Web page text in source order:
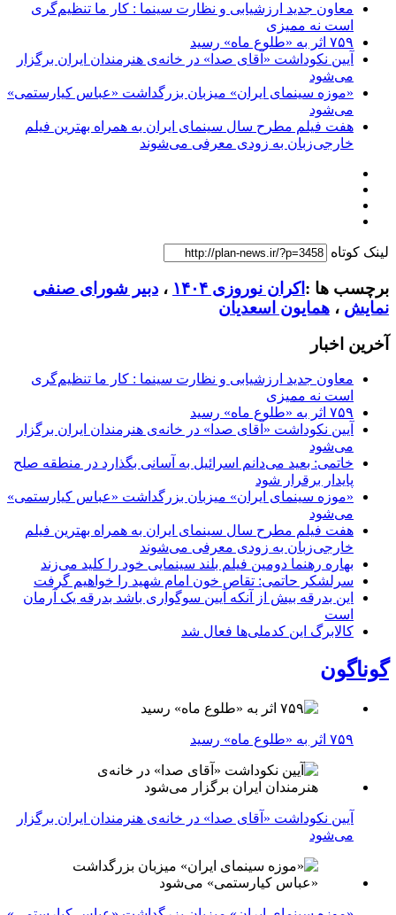
معاون جدید ارزشیابی و نظارت سینما : کار ما تنظیم‌گری
است نه ممیزی
۷۵۹ اثر به «طلوع ماه» رسید
آیین نکوداشت «آقای صدا» در خانه‌ی هنرمندان ایران برگزار
می‌شود
«موزه سینمای ایران» میزبان بزرگداشت «عباس کیارستمی»
می‌شود
هفت فیلم مطرح سال سینمای ایران به همراه بهترین فیلم
خارجی‌زبان به زودی معرفی می‌شوند
لینک کوتاه
برچسب ها : اکران نوروزی ۱۴۰۴ ، دبیر شورای صنفی
نمایش ، همایون اسعدیان
آخرین اخبار
معاون جدید ارزشیابی و نظارت سینما : کار ما تنظیم‌گری
است نه ممیزی
۷۵۹ اثر به «طلوع ماه» رسید
آیین نکوداشت «آقای صدا» در خانه‌ی هنرمندان ایران برگزار
می‌شود
خاتمی: بعید می‌دانم اسرائیل به آسانی بگذارد در منطقه صلح
پایدار برقرار شود
«موزه سینمای ایران» میزبان بزرگداشت «عباس کیارستمی»
می‌شود
هفت فیلم مطرح سال سینمای ایران به همراه بهترین فیلم
خارجی‌زبان به زودی معرفی می‌شوند
بهاره رهنما دومین فیلم بلند سینمایی خود را کلید می‌زند
سرلشکر حاتمی: تقاص خون امام شهید را خواهیم گرفت
این بدرقه بیش از آنکه آیین سوگواری باشد بدرقه یک آرمان
است
کالابرگ این کدملی‌ها فعال شد
گوناگون
۷۵۹ اثر به «طلوع ماه» رسید
آیین نکوداشت «آقای صدا» در خانه‌ی هنرمندان ایران برگزار
می‌شود